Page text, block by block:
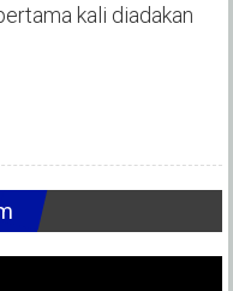
kali diadakan